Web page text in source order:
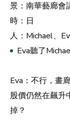
景：南華藝廊會
時：日
人：Michael、
Eva聽了
Eva：不行，畫
股價仍然在飆升
掉？